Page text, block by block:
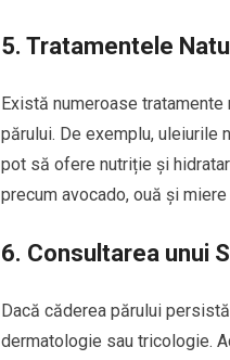
5. Tratamentele
Există numeroase
părului. De exemplu, uleiurile
pot să ofere nutriție și
precum avocado, ouă și
6. Consultarea unui
Dacă căderea părului
dermatologie sau tricologie.